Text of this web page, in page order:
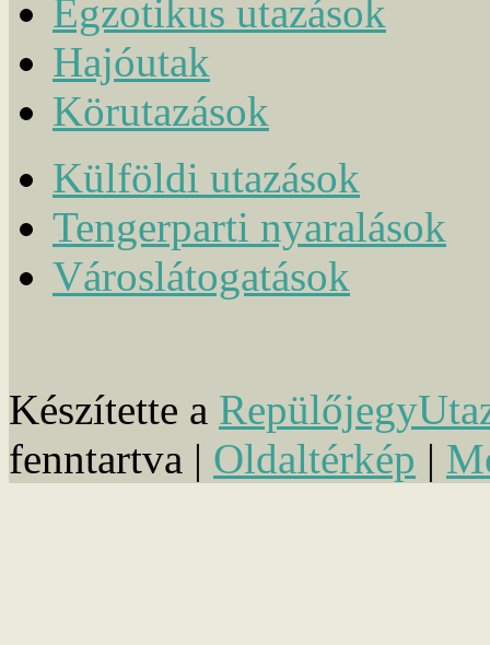
Egzotikus utazások
Hajóutak
Körutazások
Külföldi utazások
Tengerparti nyaralások
Városlátogatások
Készítette a
fenntartva | Oldaltérkép |